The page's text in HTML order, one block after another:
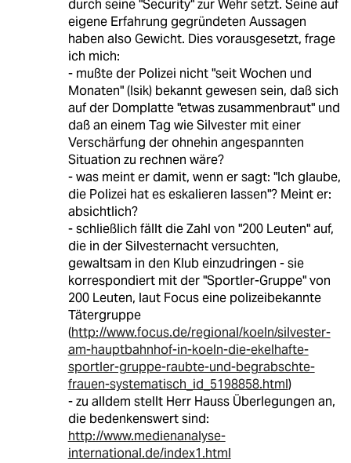
durch seine "Security" zur Wehr setzt. Seine auf
eigene Erfahrung gegründeten Aussagen
haben also Gewicht. Dies vorausgesetzt, frage
ich mich:
- mußte der Polizei nicht "seit Wochen und
Monaten" (Isik) bekannt gewesen sein, daß sich
auf der Domplatte "etwas zusammenbraut" und
daß an einem Tag wie Silvester mit einer
Verschärfung der ohnehin angespannten
Situation zu rechnen wäre?
- was meint er damit, wenn er sagt: "Ich glaube,
die Polizei hat es eskalieren lassen"? Meint er:
absichtlich?
- schließlich fällt die Zahl von "200 Leuten" auf,
die in der Silvesternacht versuchten,
gewaltsam in den Klub einzudringen - sie
korrespondiert mit der "Sportler-Gruppe" von
200 Leuten, laut Focus eine polizeibekannte
Tätergruppe
(http://www.focus.de/regional/koeln/silvester-
am-hauptbahnhof-in-koeln-die-ekelhafte-
sportler-gruppe-raubte-und-begrabschte-
frauen-systematisch_id_5198858.html)
- zu alldem stellt Herr Hauss Überlegungen an,
die bedenkenswert sind:
http://www.medienanalyse-
international.de/index1.html